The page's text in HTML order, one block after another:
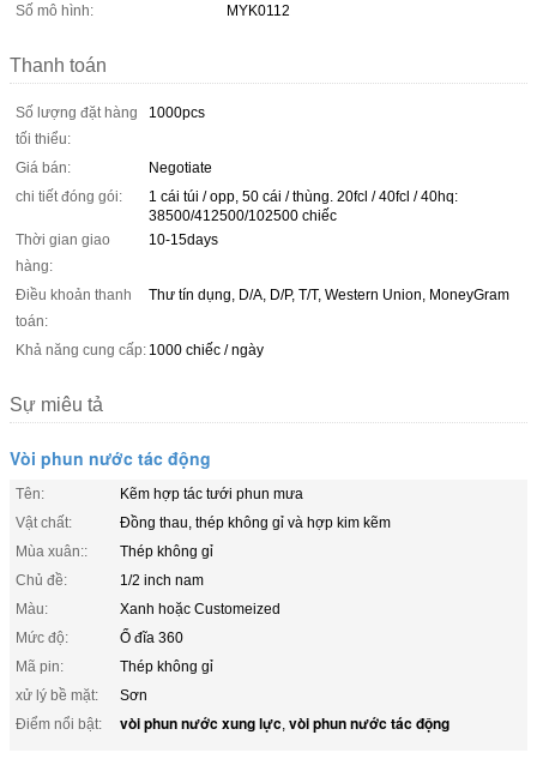
Số mô hình:
MYK0112
Thanh toán
Số lượng đặt hàng
tối thiểu:
1000pcs
Giá bán:
Negotiate
chi tiết đóng gói:
1 cái túi / opp, 50 cái / thùng. 20fcl / 40fcl / 40hq:
38500/412500/102500 chiếc
Thời gian giao
hàng:
10-15days
Điều khoản thanh
toán:
Thư tín dụng, D/A, D/P, T/T, Western Union, MoneyGram
Khả năng cung cấp: 1000 chiếc / ngày
Sự miêu tả
Vòi phun nước tác động
Tên:
Kẽm hợp tác tưới phun mưa
Vật chất:
Đồng thau, thép không gỉ và hợp kim kẽm
Mùa xuân::
Thép không gỉ
Chủ đề:
1/2 inch nam
Màu:
Xanh hoặc Customeized
Mức độ:
Ổ đĩa 360
Mã pin:
Thép không gỉ
xử lý bề mặt:
Sơn
Điểm nổi bật:
vòi phun nước xung lực, vòi phun nước tác động